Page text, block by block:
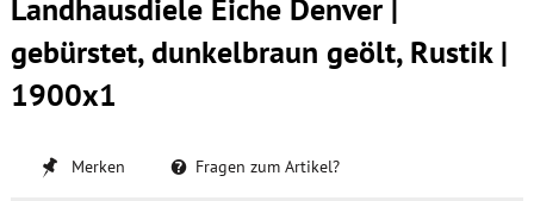
Landhausdiele Eiche Denver |
gebürstet, dunkelbraun geölt, Rustik |
1900x1
Merken Fragen zum Artikel?